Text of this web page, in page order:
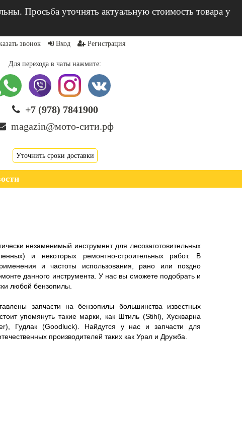
Просьба уточнять актуальную стоимость товара у
звонок Вход Регистрация
Для перехода в чаты нажмите:
+7 (978) 7841900
magazin@мото-сити.рф
Уточнить сроки доставки
незаменимый инструмент для лесозаготовительных
и некоторых ремонтно-строительных работ. В
и частоты использования, рано или поздно
данного инструмента. У нас вы сможете подобрать и
любой бензопилы.
запчасти на бензопилы большинства известных
упомянуть такие марки, как Штиль (Stihl), Хускварна
Гудлак (Goodluck). Найдутся у нас и запчасти для
производителей таких как Урал и Дружба.